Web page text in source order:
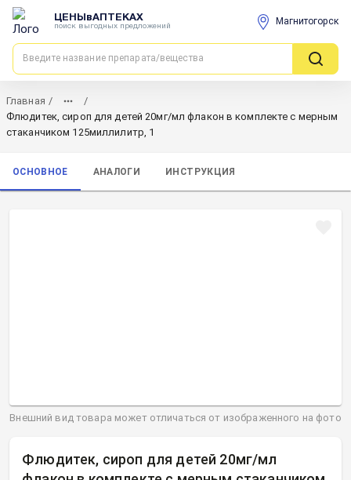
ЦЕНЫвАПТЕКАХ
поиск выгодных предложений Магнитогорск
Главная /
/
Флюдитек, сироп для детей 20мг/мл флакон в комплекте с мерным
стаканчиком 125миллилитр, 1
ОСНОВНОЕ АНАЛОГИ ИНСТРУКЦИЯ
Флюдитек, сироп для детей 20мг/мл
Внешний вид товара может отличаться от изображенного на фото